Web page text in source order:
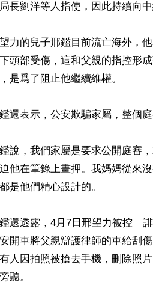
長劉洋等人指使，因此持續向
力的兒子邢鑑目前流亡海外，
頭部受傷，這和父親的指控形
是爲了阻止他繼續維權。
還表示，公安欺騙家屬，整個
說，我們家屬是要求公開庭審
他在筆錄上畫押。我媽媽從來
是他們精心設計的。
還透露，4月7日邢望力被控「
開車將父親辯護律師的車給刮
人因拍照被搶去手機，刪除照
聽。